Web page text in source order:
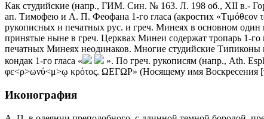
Как студийские (напр., ГИМ. Син. № 163. Л. 198 об., XII в.-
ап. Тимофею и А. П. Феофана 1-го гласа (акростих «Tιμόθεον
рукописных и печатных рус. и греч. Минеях в основном
принятые ныне в греч. Церквах Минеи содержат тропарь 1-
печатных Минеях неодинаков. Многие студийские
кондак 1-го гласа «
». По греч. рукописям (напр., Ath.
φε<ρ>ωνύ<μ>ῳ κρότος. ΩΕΓΩΡ» (Носящему имя Воскресения
Иконография